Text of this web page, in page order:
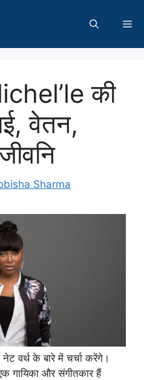
की
वेतन,
Sharma
वर्थ के बारे में चर्चा करेंगे।
गायिका और संगीतकार हैं